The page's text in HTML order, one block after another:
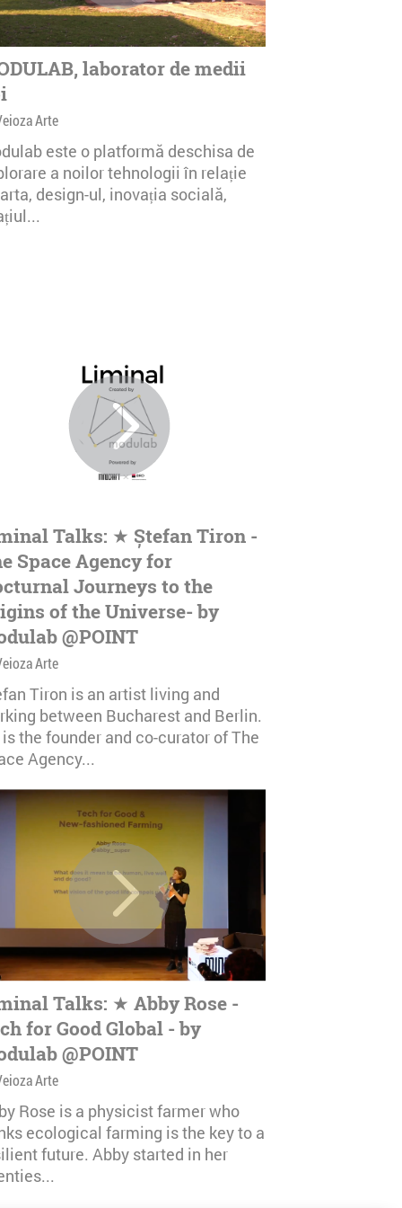
laborator de medii
Arte
este o platformă deschisa de
a noilor tehnologii în relație
design-ul, inovația socială,
Talks: ★ Ștefan Tiron -
Space Agency for
Journeys to the
of the Universe- by
@POINT
Arte
Tiron is an artist living and
between Bucharest and Berlin.
is the founder and co-curator of The
Agency...
Talks: ★ Abby Rose -
for Good Global - by
@POINT
Arte
Rose is a physicist farmer who
ecological farming is the key to a
future. Abby started in her